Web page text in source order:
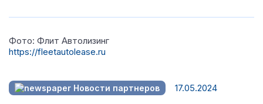
Фото: Флит Автолизинг
https://fleetautolease.ru
Новости партнеров 17.05.2024